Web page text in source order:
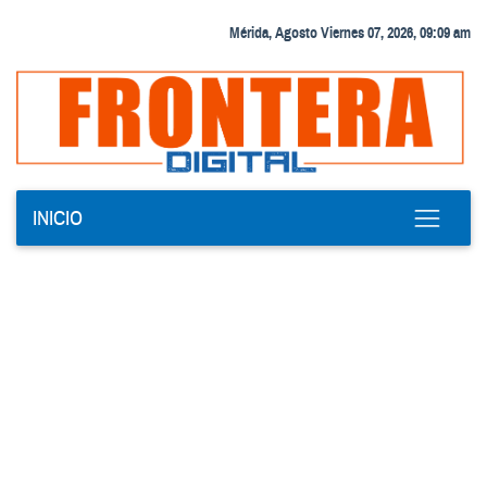
Mérida, Agosto Viernes 07, 2026, 09:09 am
INICIO